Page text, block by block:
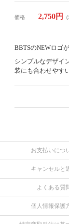
価格 2,750円
BBTSのNEWロゴ
シンプルなデザイ
装にも合わせやす
お支払いにつ
キャンセルと
よくある質
個人情報保護